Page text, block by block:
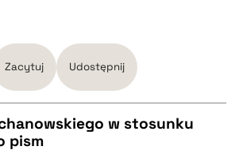
Zacytuj Udostępnij
w stosunku
pism